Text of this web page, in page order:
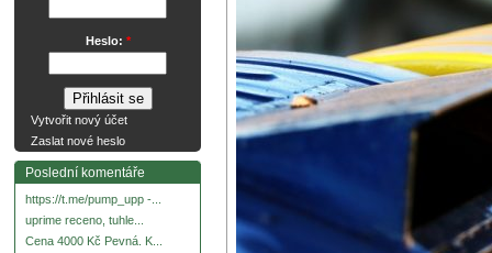
Heslo: *
Vytvořit nový účet
Zaslat nové heslo
Poslední komentáře
https://t.me/pump_upp -...
uprime receno, tuhle...
Cena 4000 Kč Pevná. K...